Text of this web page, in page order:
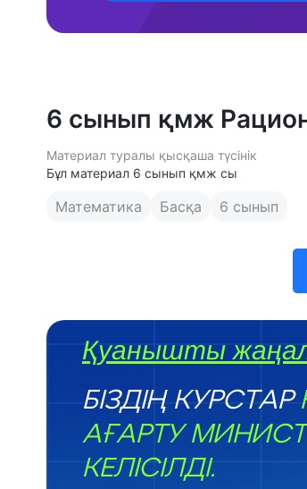
6 сынып қмж
Материал туралы қысқаша түсінік
Бұл материал 6 сынып қмж сы
Математика Басқа 6 сынып
Қуанышты
БІЗДІҢ КУРСТАР
АҒАРТУ
КЕЛІСІЛДІ.